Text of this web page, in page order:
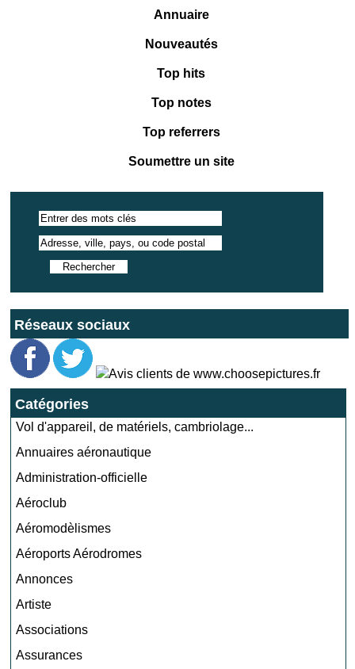
Annuaire
Nouveautés
Top hits
Top notes
Top referrers
Soumettre un site
Réseaux sociaux
Catégories
Vol d'appareil, de matériels, cambriolage...
Annuaires aéronautique
Administration-officielle
Aéroclub
Aéromodèlismes
Aéroports Aérodromes
Annonces
Artiste
Associations
Assurances